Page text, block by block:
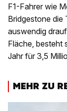
F1-Fahrer wie
Bridgestone die
auswendig
Fläche, besteht
Jahr für 3,5
MEHR ZU